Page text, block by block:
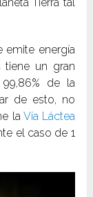
Tierra tal
emite energía
un gran
de la
de esto, no
la Vía Láctea
el caso de 1